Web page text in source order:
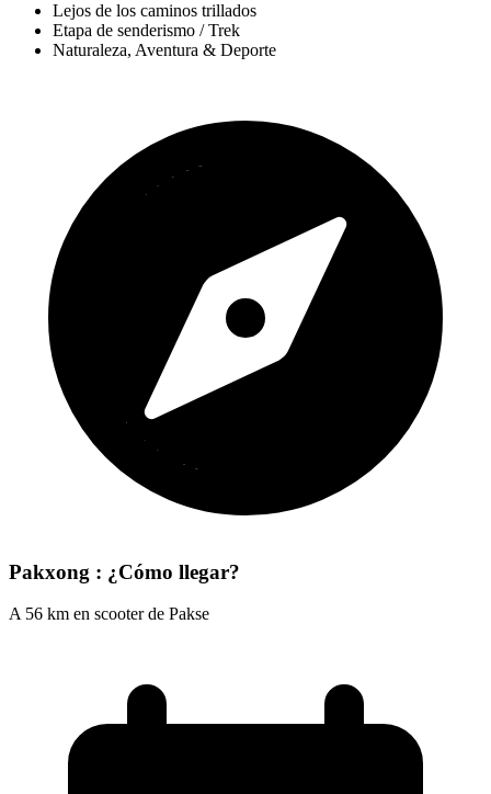
Lejos de los caminos trillados
Etapa de senderismo / Trek
Naturaleza, Aventura & Deporte
Pakxong : ¿Cómo llegar?
A 56 km en scooter de Pakse